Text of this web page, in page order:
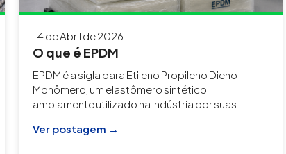
14 de Abril de 2026
O que é EPDM
EPDM é a sigla para Etileno Propileno Dieno
Monômero, um elastômero sintético
amplamente utilizado na indústria por suas...
Ver postagem →